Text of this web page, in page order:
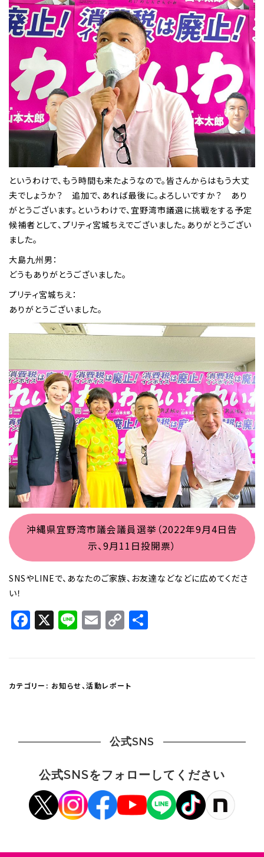
というわけで、もう時間も来たようなので。皆さんからはもう大丈
夫でしょうか？ 追加で、あれば最後に。よろしいですか？ あり
がとうございます。というわけで、宜野湾市議選に挑戦をする予定
候補者として、プリティ宮城ちえでございました。ありがとうござい
ました。
大島九州男：
どうもありがとうございました。
プリティ宮城ちえ：
ありがとうございました。
沖縄県宜野湾市議会議員選挙（2022年9月4日告
示、9月11日投開票）
SNSやLINEで、あなたのご家族、お友達などなどに広めてくださ
い！
Facebook
X LineEmail
Copy
カテゴリー: お知らせ、活動レポート
公式SNS
公式SNSをフォローしてください